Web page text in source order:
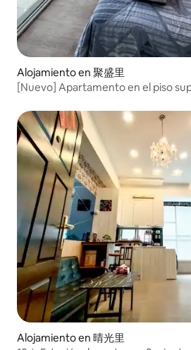
Alojamiento en 聚盛里
[Nuevo] Apartamento en el piso
Cocina privada | Lavado y secado |
los extranjeros
Alojamiento en 晴光里